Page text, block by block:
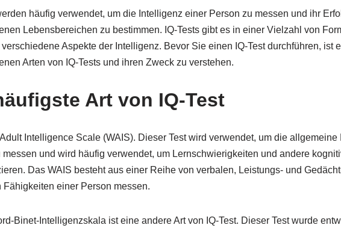
häufig verwendet, um die Intelligenz einer Person zu messen und ihr
Lebensbereichen zu bestimmen. IQ-Tests gibt es in einer Vielzahl von
verschiedene Aspekte der Intelligenz. Bevor Sie einen IQ-Test durchführen, ist
Arten von IQ-Tests und ihren Zweck zu verstehen.
Art von IQ-Test
Intelligence Scale (WAIS). Dieser Test wird verwendet, um die allgemeine
messen und wird häufig verwendet, um Lernschwierigkeiten und andere
Das WAIS besteht aus einer Reihe von verbalen, Leistungs- und
Fähigkeiten einer Person messen.
Binet-Intelligenzskala ist eine andere Art von IQ-Test. Dieser Test wurde